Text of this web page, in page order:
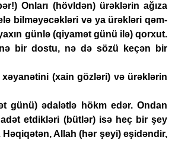
Onları (hövldən) ürəklərin ağıza
bilməyəcəkləri və ya ürəkləri qəm-
günlə (qiyamət günü ilə) qorxut.
nə bir dostu, nə də sözü keçən bir
(xain gözləri) və ürəklərin
ədalətlə hökm edər. Ondan
etdikləri (bütlər) isə heç bir şey
Həqiqətən, Allah (hər şeyi) eşidəndir,